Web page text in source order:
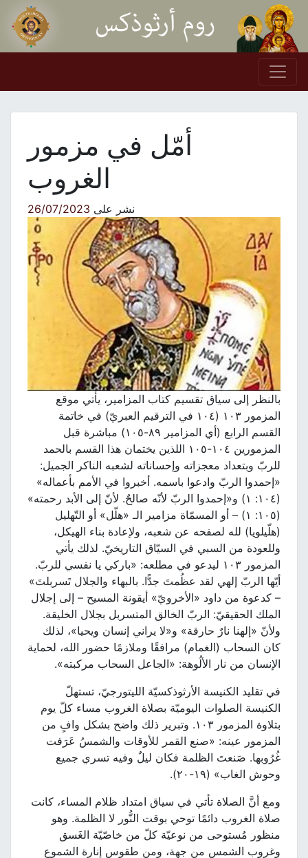
Skip to content
Main Navigation
أمّل في مزمور
الغروب
نشر على26/07/2023
بالنظر إلى سياق تقسيم كتاب المزامير، يأتي موقع
المزمور ١٠٣ (١٠٤ في الترقيم العبريّ) في خاتمة
القسم الرابع (أي المزامير ٨٩-١٠٥) مباشرة قبل
المزمورين ١٠٤-١٠٥ اللذين يختمان هذا القسم بالحمد
للربّ وبتعداد معجزاته وإحساناته لشعبه الناكر الجميل:
«إحمدوا الربّ وادعوا باسمه. أخبروا في الأمم بأعماله»
(١٠٤: ١) و«إحمدوا الربّ لأنّه صالحٌ. لأنّ إلى الأبد رحمته»
(١٠٥: ١) – أو المسمّاة مزامير الـ «هلّل» أو التّهليل
(هلّيلويا) لله لصفحه عن شعبه، ولإعادة بناء الهيكل،
وللعودة من السبي في السيّاق التاريخيّ. لذلك يأتي
المزمور ١٠٣ ليدعو في مطلعه: «باركي يا نفسي للربّ.
أيّها الربّ إلهي لقد عظُمتَ جدًّا. بالبهاء والجلال تَسربلتَ»
– كدعوة من داود «الأخرويّ» أيقونة المسيح – إلى إجلال
الملك الحقيقيّ: الربّ الخالق المتسربل بجلال الخليقة.
ولأنّ «إلهنا نارٌ حارقة» و«لا يراني إنسان ويحيا»، لذلك
كان السحاب (الغمام) مرافقًا وملازمًا حضور الله، لحماية
الإنسان من نار الألُوهة: «الجاعل السحاب مركبته».
في تقليد الكنيسة الأرثوذكسيّة الليتورجيّ، تستهلّ
الكنيسة الصلوات اليوميّة بصلاة الغروب مساء كلّ يوم
بتلاوة المزمور ١٠٣. وتبرير ذلك واضح بشكل وافٍ من
المزمور عينه: «صنع القمر للأوقات والشمسُ عَرَفت
غُرُوبها. صَنعتَ الظلمة فكان ليلٌ وفيه تسري جميع
وحوش الغاب» (١٩-٢٠).
ومع أنَّ الصلاة تأتي في سياق امتداد ظلام المساء، كانت
صلاة الغروب دائمًا توحي بوقت النُّور لا الظلمة. وهو
منظور مُستوحى من نوعيّة كلّ من خاصّيّة الغَسق
وغروب الشمس من جهة، ومن طقوس إنارة الشموع